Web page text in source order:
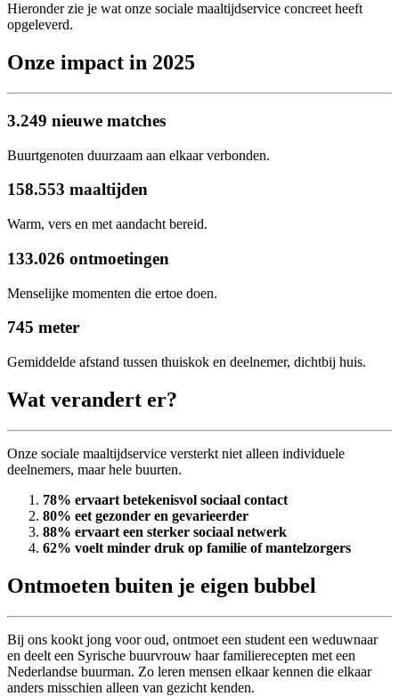
Hieronder zie je wat onze sociale maaltijdservice concreet heeft
opgeleverd.
Onze impact in 2025
3.249 nieuwe matches
Buurtgenoten duurzaam aan elkaar verbonden.
158.553 maaltijden
Warm, vers en met aandacht bereid.
133.026 ontmoetingen
Menselijke momenten die ertoe doen.
745 meter
Gemiddelde afstand tussen thuiskok en deelnemer, dichtbij huis.
Wat verandert er?
Onze sociale maaltijdservice versterkt niet alleen individuele
deelnemers, maar hele buurten.
78% ervaart betekenisvol sociaal contact
80% eet gezonder en gevarieerder
88% ervaart een sterker sociaal netwerk
62% voelt minder druk op familie of mantelzorgers
Ontmoeten buiten je eigen bubbel
Bij ons kookt jong voor oud, ontmoet een student een weduwnaar
en deelt een Syrische buurvrouw haar familierecepten met een
Nederlandse buurman. Zo leren mensen elkaar kennen die elkaar
anders misschien alleen van gezicht kenden.